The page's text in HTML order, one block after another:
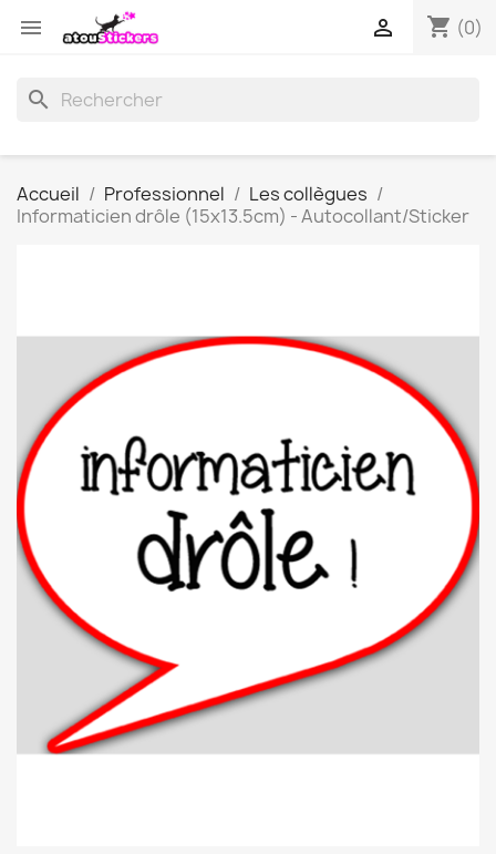
 shopping_cart (0)

search
Accueil Professionnel
Les collègues
Informaticien drôle (15x13.5cm) - Autocollant/Sticker